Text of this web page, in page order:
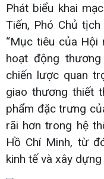
Phát biểu khai
Tiến, Phó Chủ
“Mục tiêu của Hội
hoạt động
chiến lược quan
giao thương thiết
phẩm đặc trưng
rãi hơn trong hệ
Hồ Chí Minh, từ
kinh tế và xây